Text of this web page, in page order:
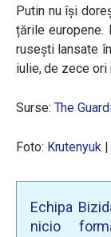
Putin nu își
țările europene.
rusești lansate
iulie, de zece ori
Surse: The
Foto: Krutenyuk|
Echipa
nicio